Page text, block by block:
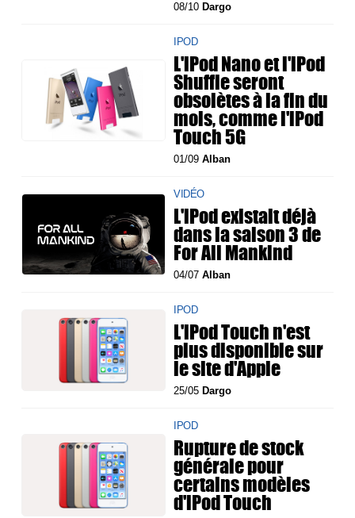
08/10 Dargo
IPOD
L'iPod Nano et l'iPod
Shuffle seront
obsolètes à la fin du
mois, comme l'iPod
Touch 5G
01/09Alban
VIDÉO
L'iPod existait déjà
dans la saison 3 de
For All Mankind
04/07Alban
IPOD
L'iPod Touch n'est
plus disponible sur
le site d'Apple
25/05 Dargo
IPOD
Rupture de stock
générale pour
certains modèles
d'iPod Touch